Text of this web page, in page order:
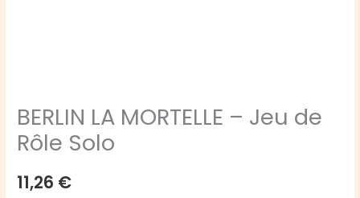
BERLIN LA MORTELLE – Jeu de
Rôle Solo
11,26 €